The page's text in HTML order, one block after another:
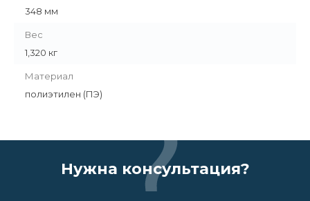
348 мм
Вес
1,320 кг
Материал
полиэтилен (ПЭ)
Нужна консультация?